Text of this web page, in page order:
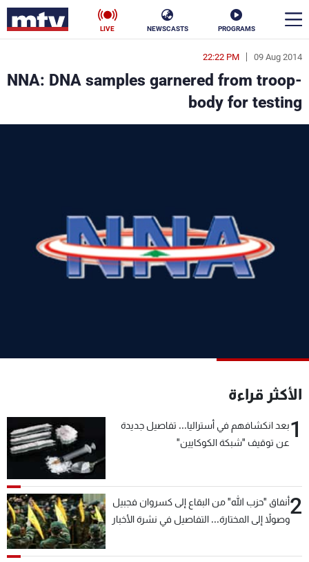
PROGRAMS
NEWSCASTS
LIVE
09 Aug 2014
22:22 PM
NNA: DNA samples garnered from troop-
body for testing
الأكثر قراءة
1بعد انكشافهم في أستراليا... تفاصيل جديدة
عن توقيف "شبكة الكوكايين"
2أنفاق "حزب الله" من البقاع إلى كسروان فجبيل
وصولاً إلى المختارة... التفاصيل في نشرة الأخبار
en
الأخبار
سياسة ناس
عن MTV
الإنـتـاج
شروط الإسـتخدام
سياسة الخصوصية